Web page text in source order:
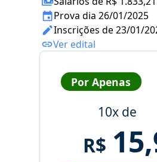
Prova dia 26/01/2025
Inscrições de 23/01/
Ver edital
Por Apenas
10x de
R$